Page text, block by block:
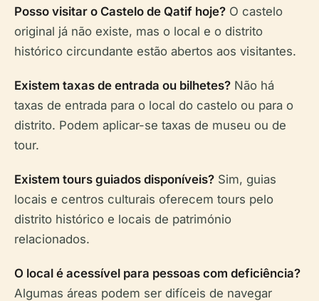
Posso visitar o Castelo de Qatif hoje? O castelo
original já não existe, mas o local e o distrito
histórico circundante estão abertos aos visitantes.
Existem taxas de entrada ou bilhetes? Não há
taxas de entrada para o local do castelo ou para o
distrito. Podem aplicar-se taxas de museu ou de
tour.
Existem tours guiados disponíveis? Sim, guias
locais e centros culturais oferecem tours pelo
distrito histórico e locais de património
relacionados.
O local é acessível para pessoas com deficiência?
Algumas áreas podem ser difíceis de navegar